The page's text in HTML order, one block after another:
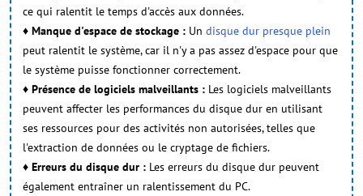
ce qui ralentit le temps d'accès aux données.
♦ Manque d'espace de stockage : Un disque dur presque plein
peut ralentit le système, car il n'y a pas assez d'espace pour que
le système puisse fonctionner correctement.
♦ Présence de logiciels malveillants : Les logiciels malveillants
peuvent affecter les performances du disque dur en utilisant
ses ressources pour des activités non autorisées, telles que
l'extraction de données ou le cryptage de fichiers.
♦ Erreurs du disque dur : Les erreurs du disque dur peuvent
également entraîner un ralentissement du PC.